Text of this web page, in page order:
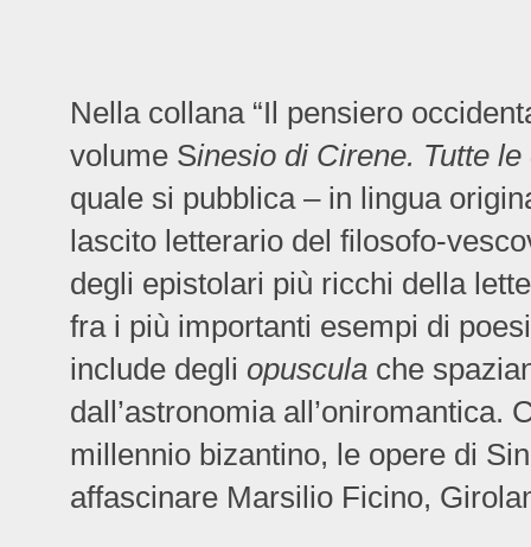
Nella collana “Il pensiero
volume Sinesio di Cirene. Tutte le
quale si pubblica – in lingua
lascito letterario del filosofo-
degli epistolari più ricchi della
fra i più importanti esempi di
include degli opuscula che
dall’astronomia all’oniromantica.
millennio bizantino, le opere di
affascinare Marsilio Ficino,